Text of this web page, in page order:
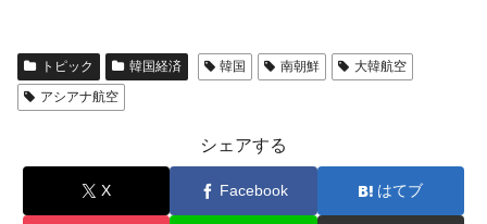
トピック 韓国経済 韓国 南朝鮮
大韓航空
アシアナ航空
シェアする
X Facebook はてブ